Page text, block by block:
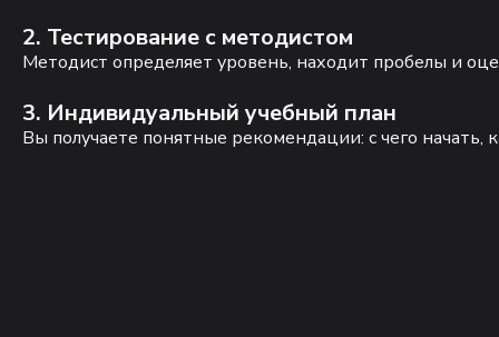
2. Тестирование с методистом
Методист определяет уровень, находит пробелы и
3. Индивидуальный учебный план
Вы получаете понятные рекомендации: с чего начать,